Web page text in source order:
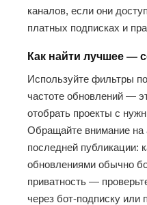
каналов, если они
платных подписках и
Как найти лучшее —
Используйте фильтры
частоте обновлений —
отобрать проекты с
Обращайте внимание на
последней публикации:
обновлениями обычно
приватность —
через бот-подписку